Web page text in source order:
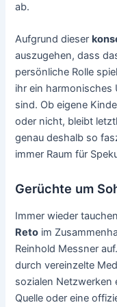
ab.
Aufgrund dieser
auszugehen, dass
persönliche Rolle
ihr ein harmonisches
sind. Ob eigene
oder nicht, bleibt
genau deshalb so
immer Raum für
Gerüchte um
Immer wieder
Reto im
Reinhold Messner
durch vereinzelte
sozialen
Quelle oder eine